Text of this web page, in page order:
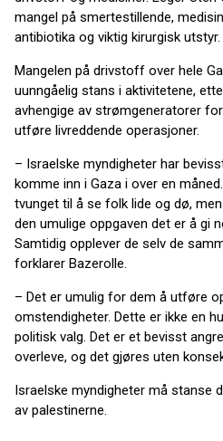
mangel på smertestillende,
antibiotika og viktig kirurgisk utstyr.
Mangelen på drivstoff over hele
uunngåelig stans i aktivitetene,
avhengige av strømgeneratorer
utføre livreddende operasjoner.
– Israelske myndigheter har
komme inn i Gaza i over en
tvunget til å se folk lide og dø,
den umulige oppgaven det er å gi
Samtidig opplever de selv de
forklarer Bazerolle.
– Det er umulig for dem å utføre
omstendigheter. Dette er ikke en
politisk valg. Det er et bevisst
overleve, og det gjøres uten
Israelske myndigheter må stanse
av palestinerne.